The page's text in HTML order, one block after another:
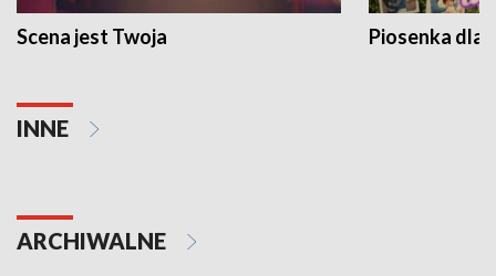
Scena jest Twoja Piosenka dla
INNE
ARCHIWALNE